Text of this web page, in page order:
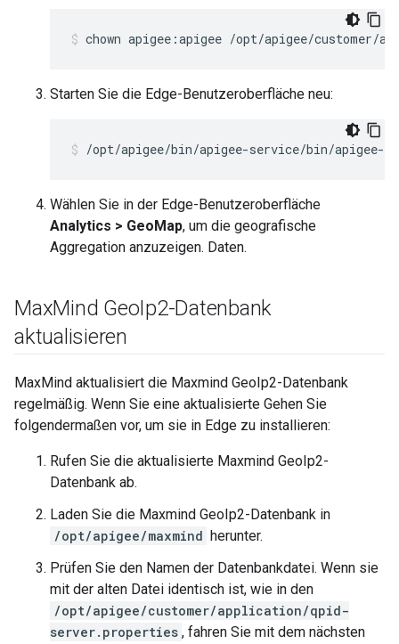
chown apigee:apigee /opt/apigee/customer/
Starten Sie die Edge-Benutzeroberfläche neu:
/opt/apigee/bin/apigee-service/bin/apigee-
Wählen Sie in der Edge-Benutzeroberfläche
Analytics > GeoMap, um die geografische
Aggregation anzuzeigen. Daten.
MaxMind GeoIp2-Datenbank
aktualisieren
MaxMind aktualisiert die Maxmind GeoIp2-Datenbank
regelmäßig. Wenn Sie eine aktualisierte Gehen Sie
folgendermaßen vor, um sie in Edge zu installieren:
Rufen Sie die aktualisierte Maxmind GeoIp2-
Datenbank ab.
Laden Sie die Maxmind GeoIp2-Datenbank in
/opt/apigee/maxmind herunter.
Prüfen Sie den Namen der Datenbankdatei. Wenn sie
mit der alten Datei identisch ist, wie in den
/opt/apigee/customer/application/qpid-
server.properties , fahren Sie mit dem nächsten